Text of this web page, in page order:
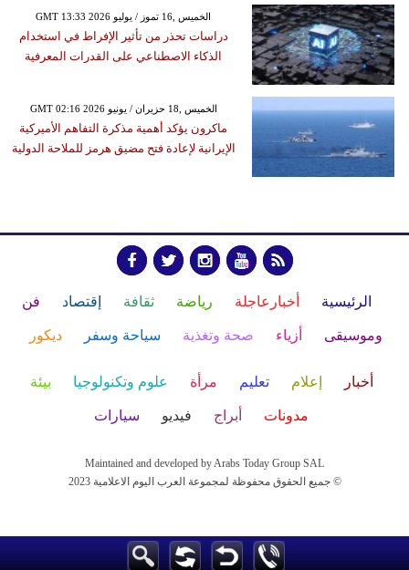
GMT 13:33 2026 الخميس ,16 تموز / يوليو
دراسات تحذر من تأثير الإفراط في استخدام
الذكاء الاصطناعي على القدرات المعرفية
GMT 02:16 2026 الخميس ,18 حزيران / يونيو
ماكرون يؤكد أهمية مذكرة التفاهم الأميركية
الإيرانية لإعادة فتح مضيق هرمز للملاحة الدولية
الرئيسية أخبارعاجلة رياضة ثقافة إقتصاد فن
وموسيقى أزياء صحة وتغذية سياحة وسفر ديكور
أخبار إعلام تعليم مرأة علوم وتكنولوجيا بيئة
مدونات أبراج فيديو سيارات
Maintained and developed by Arabs Today Group SAL
جميع الحقوق محفوظة لمجموعة العرب اليوم الاعلامية 2023 ©